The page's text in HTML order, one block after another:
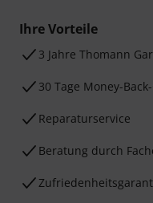
Ihre Vorteile
3 Jahre Thomann
30 Tage Money-
Reparaturservice
Beratung durch